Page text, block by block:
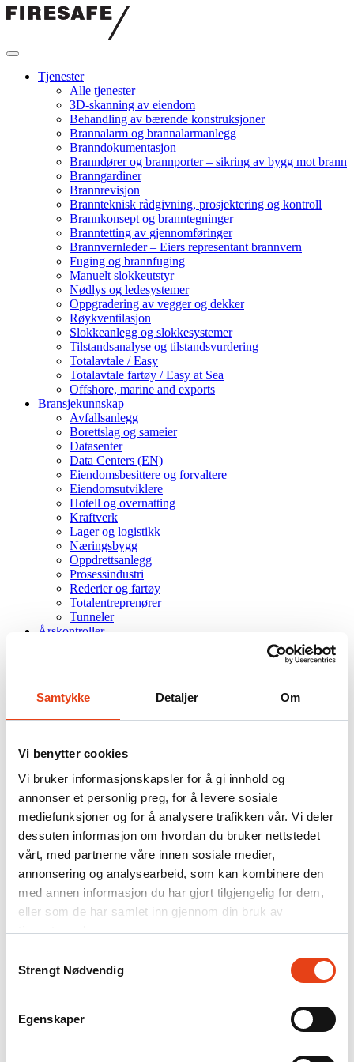
Samtykke Detaljer Om
Vi benytter cookies
Vi bruker informasjonskapsler for å gi innhold og
annonser et personlig preg, for å levere sosiale
mediefunksjoner og for å analysere trafikken vår. Vi deler
dessuten informasjon om hvordan du bruker nettstedet
vårt, med partnerne våre innen sosiale medier,
annonsering og analysearbeid, som kan kombinere den
med annen informasjon du har gjort tilgjengelig for dem,
eller som de har samlet inn gjennom din bruk av
tjenestene deres.
Strengt Nødvendig
Egenskaper
Hopp
Firesafe
Tjenester
Alle tjenester
3D-skanning av eiendom
Behandling av bærende konstruksjoner
Brannalarm og brannalarmanlegg
Branndokumentasjon
Branndører og brannporter – sikring av bygg mot brann
Branngardiner
Brannrevisjon
Brannteknisk rådgivning, prosjektering og kontroll
Brannkonsept og branntegninger
Branntetting av gjennomføringer
Brannvernleder – Eiers representant brannvern
Fuging og brannfuging
Manuelt slokkeutstyr
Nødlys og ledesystemer
Oppgradering av vegger og dekker
Røykventilasjon
Slokkeanlegg og slokkesystemer
Tilstandsanalyse og tilstandsvurdering
Totalavtale / Easy
Totalavtale fartøy / Easy at Sea
Offshore, marine and exports
Bransjekunnskap
Avfallsanlegg
Borettslag og sameier
Datasenter
Data Centers (EN)
Eiendomsbesittere og forvaltere
Eiendomsutviklere
Hotell og overnatting
Kraftverk
Lager og logistikk
Næringsbygg
Oppdrettsanlegg
Prosessindustri
Rederier og fartøy
Totalentreprenører
Tunneler
Årskontroller
Om oss
Karrieresider
Ledige stillinger
Referanseprosjekter
Kontakt
.NO
FI
SE
Søk
Firesafe/
Frityrslokker
Frityrbrannslokkere er spesielt utviklet for å slokke brann i frityroljer